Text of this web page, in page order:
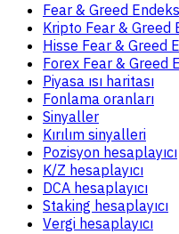
Fear & Greed
Kripto Fear & Greed
Hisse Fear & Greed
Forex Fear & Greed
Piyasa ısı haritası
Fonlama oranları
Sinyaller
Kırılım sinyalleri
Pozisyon hesaplayıcı
K/Z hesaplayıcı
DCA hesaplayıcı
Staking hesaplayıcı
Vergi hesaplayıcı